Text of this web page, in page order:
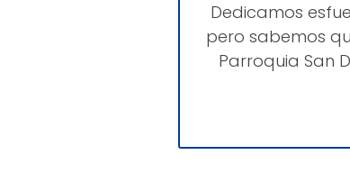
Dedicamos
pero sabemos
Parroquia San